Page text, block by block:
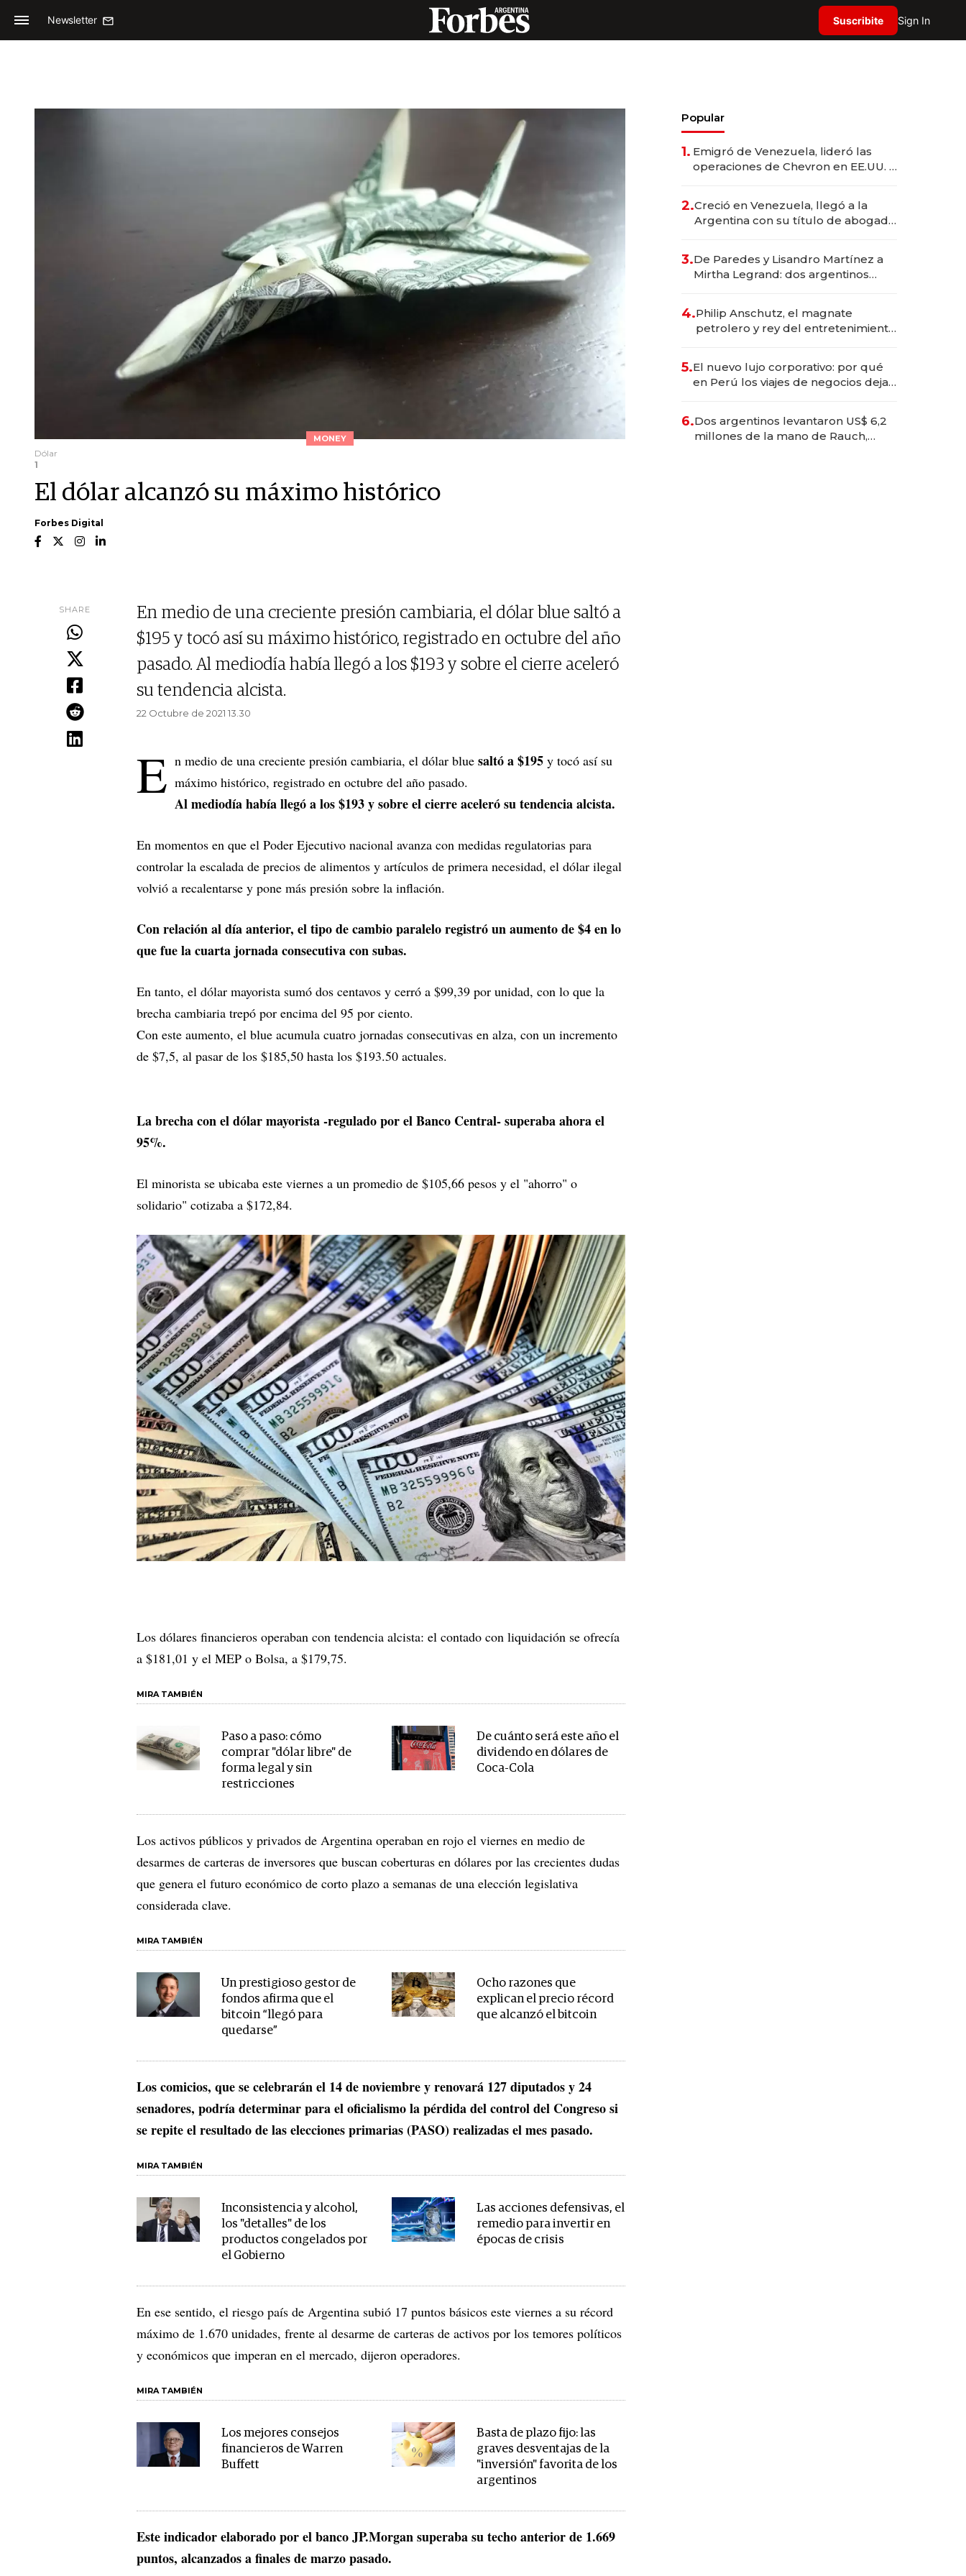
Newsletter Suscribite Sign In
MONEY
Dólar
1
El dólar alcanzó su máximo histórico
Forbes Digital
SHARE
En medio de una creciente presión cambiaria, el dólar blue saltó a
$195 y tocó así su máximo histórico, registrado en octubre del año
pasado. Al mediodía había llegó a los $193 y sobre el cierre aceleró
su tendencia alcista.
22 Octubre de 2021 13.30
E n medio de una creciente presión cambiaria, el dólar blue saltó a $195 y tocó así su
máximo histórico, registrado en octubre del año pasado.
Al mediodía había llegó a los $193 y sobre el cierre aceleró su tendencia alcista.
En momentos en que el Poder Ejecutivo nacional avanza con medidas regulatorias para
controlar la escalada de precios de alimentos y artículos de primera necesidad, el dólar ilegal
volvió a recalentarse y pone más presión sobre la inflación.
Con relación al día anterior, el tipo de cambio paralelo registró un aumento de $4 en lo
que fue la cuarta jornada consecutiva con subas.
En tanto, el dólar mayorista sumó dos centavos y cerró a $99,39 por unidad, con lo que la
brecha cambiaria trepó por encima del 95 por ciento.
Con este aumento, el blue acumula cuatro jornadas consecutivas en alza, con un incremento
de $7,5, al pasar de los $185,50 hasta los $193.50 actuales.
La brecha con el dólar mayorista -regulado por el Banco Central- superaba ahora el
95%.
El minorista se ubicaba este viernes a un promedio de $105,66 pesos y el "ahorro" o
solidario" cotizaba a $172,84.
Los dólares financieros operaban con tendencia alcista: el contado con liquidación se ofrecía
a $181,01 y el MEP o Bolsa, a $179,75.
MIRA TAMBIÉN
Paso a paso: cómo
comprar "dólar libre" de
forma legal y sin
restricciones
De cuánto será este año el
dividendo en dólares de
Coca-Cola
Los activos públicos y privados de Argentina operaban en rojo el viernes en medio de
desarmes de carteras de inversores que buscan coberturas en dólares por las crecientes dudas
que genera el futuro económico de corto plazo a semanas de una elección legislativa
considerada clave.
MIRA TAMBIÉN
Un prestigioso gestor de
fondos afirma que el
bitcoin “llegó para
quedarse”
Ocho razones que
explican el precio récord
que alcanzó el bitcoin
Los comicios, que se celebrarán el 14 de noviembre y renovará 127 diputados y 24
senadores, podría determinar para el oficialismo la pérdida del control del Congreso si
se repite el resultado de las elecciones primarias (PASO) realizadas el mes pasado.
MIRA TAMBIÉN
Inconsistencia y alcohol,
los "detalles" de los
productos congelados por
el Gobierno
Las acciones defensivas, el
remedio para invertir en
épocas de crisis
En ese sentido, el riesgo país de Argentina subió 17 puntos básicos este viernes a su récord
máximo de 1.670 unidades, frente al desarme de carteras de activos por los temores políticos
y económicos que imperan en el mercado, dijeron operadores.
MIRA TAMBIÉN
Los mejores consejos
financieros de Warren
Buffett
Basta de plazo fijo: las
graves desventajas de la
"inversión" favorita de los
argentinos
Este indicador elaborado por el banco JP.Morgan superaba su techo anterior de 1.669
puntos, alcanzados a finales de marzo pasado.
Popular
1. Emigró de Venezuela, lideró las
operaciones de Chevron en EE.UU. y
2.Creció en Venezuela, llegó a la
Argentina con su título de abogado
marcas "fast premium"
3.De Paredes y Lisandro Martínez a
Mirtha Legrand: dos argentinos
4.Philip Anschutz, el magnate
petrolero y rey del entretenimiento
5.El nuevo lujo corporativo: por qué
en Perú los viajes de negocios dejan
en experiencias transformadoras
6.Dos argentinos levantaron US$ 6,2
millones de la mano de Rauch,